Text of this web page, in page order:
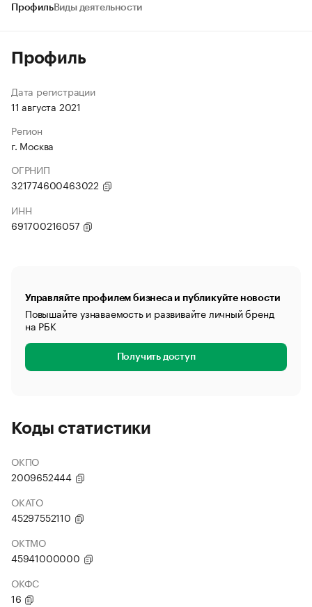
ПрофильВиды деятельности
Профиль
Дата регистрации
11 августа 2021
Регион
г. Москва
ОГРНИП
321774600463022
ИНН
691700216057
Управляйте профилем бизнеса и публикуйте новости
Повышайте узнаваемость и развивайте личный бренд
на РБК
Получить доступ
Коды статистики
ОКПО
2009652444
ОКАТО
45297552110
ОКТМО
45941000000
ОКФС
16